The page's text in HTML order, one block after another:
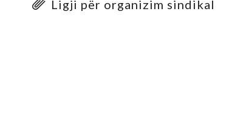
Ligji për organizim sindikal